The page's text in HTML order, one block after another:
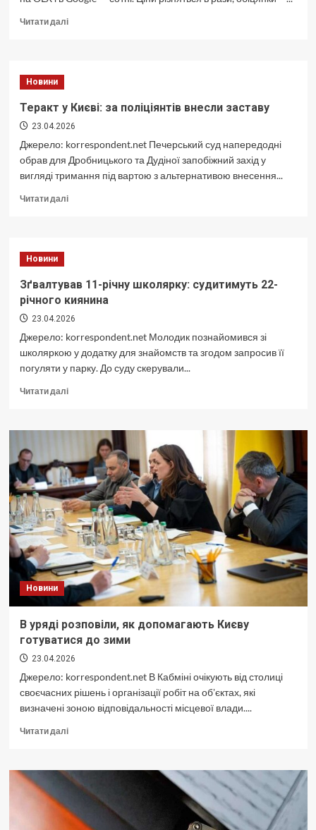
Читати даліДокладніше
каналізації
в
Києві:
критеріїв
Новини
Теракт у Києві: за поліціянтів внесли заставу
23.04.2026
Джерело: korrespondent.net Печерський суд напередодні
обрав для Дробницького та Дудіної запобіжний захід у
вигляді тримання під вартою з альтернативою внесення...
Читати даліДокладніше
внесли
заставу
Новини
Зґвалтував 11-річну школярку: судитимуть 22-
річного киянина
23.04.2026
Джерело: korrespondent.net Молодик познайомився зі
школяркою у додатку для знайомств та згодом запросив її
погуляти у парку. До суду скерували...
Читати даліДокладніше
11-
школярку:
судитимуть
22-
річного
киянина
Новини
В уряді розповіли, як допомагають Києву
готуватися до зими
23.04.2026
Джерело: korrespondent.net В Кабміні очікують від столиці
своєчасних рішень і організації робіт на обʼєктах, які
визначені зоною відповідальності місцевої влади....
Читати даліДокладніше
уряді
розповіли,
допомагають
Києву